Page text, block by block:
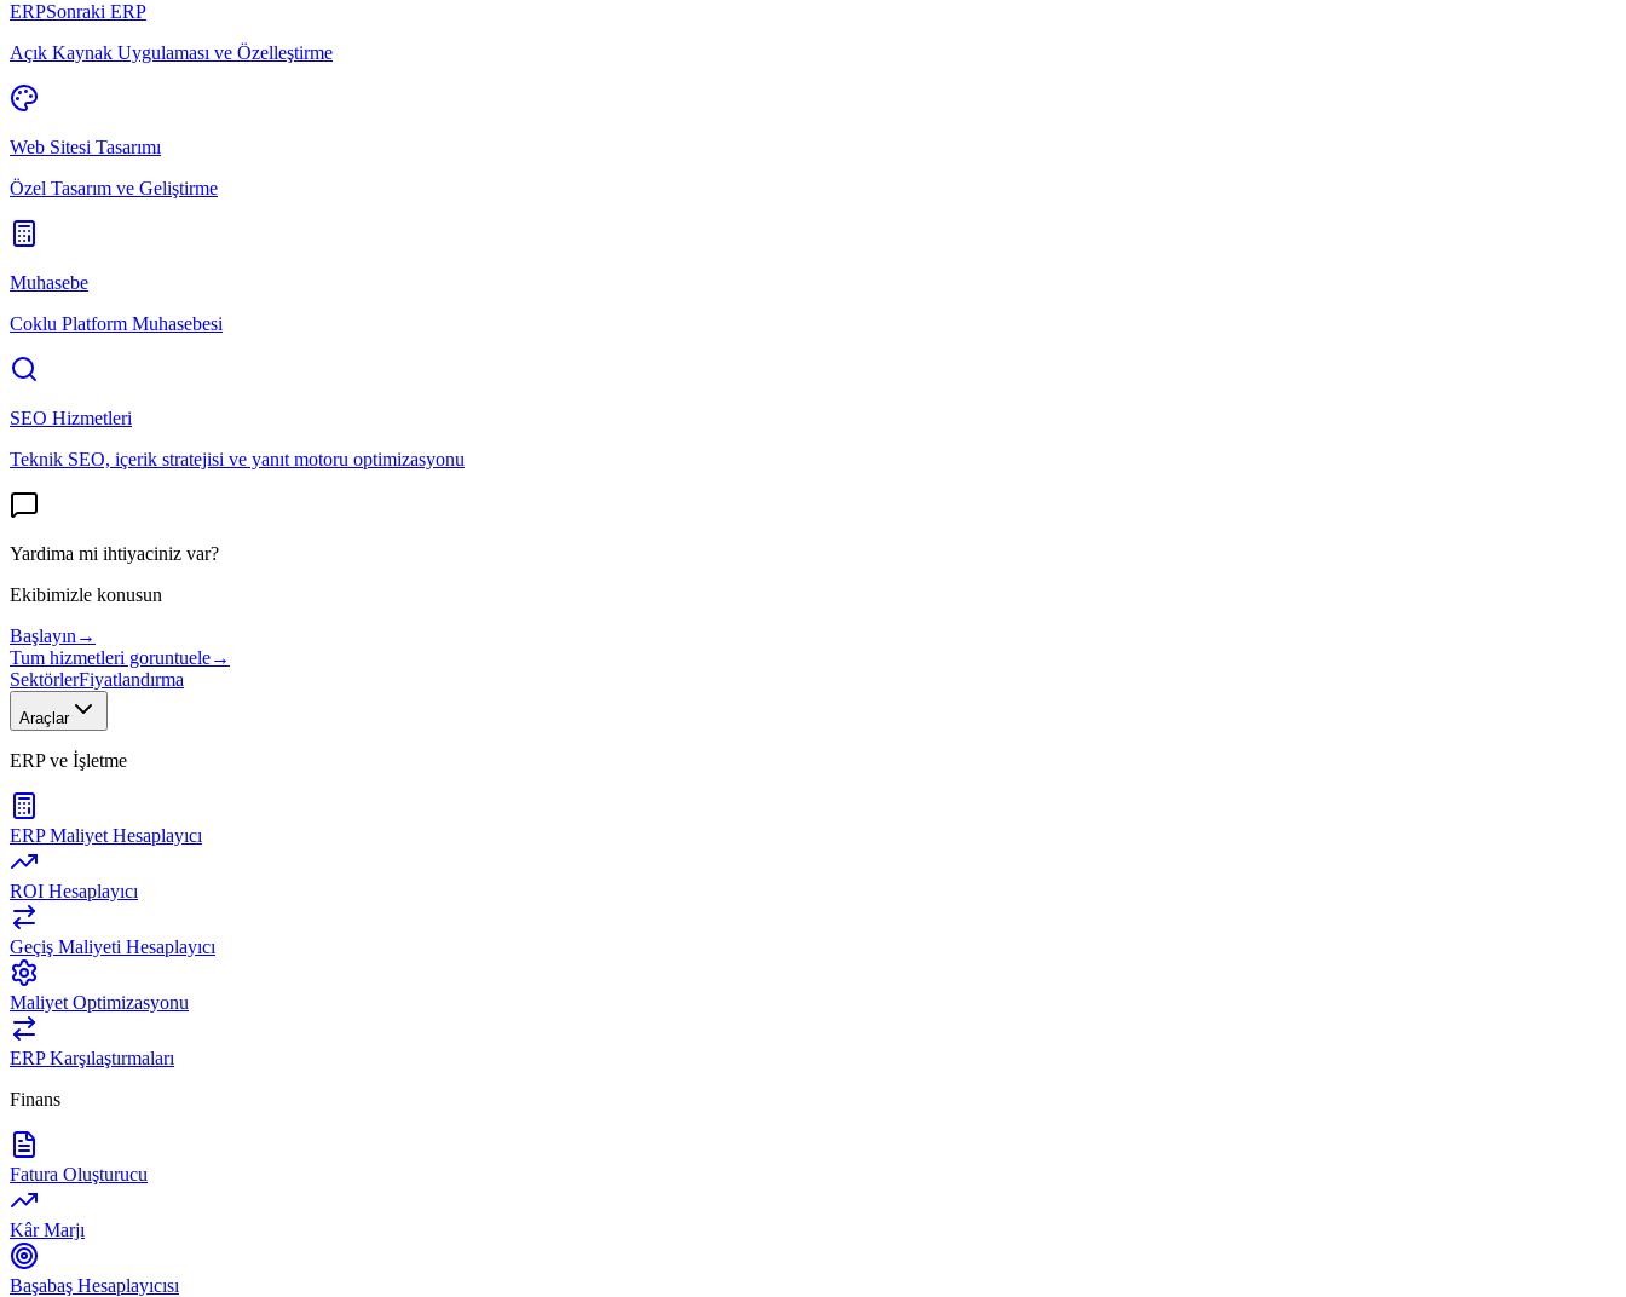
ERPSonraki ERP
Açık Kaynak Uygulaması ve Özelleştirme
Web Sitesi Tasarımı
Özel Tasarım ve Geliştirme
Muhasebe
Coklu Platform Muhasebesi
SEO Hizmetleri
Teknik SEO, içerik stratejisi ve yanıt motoru optimizasyonu
Yardima mi ihtiyaciniz var?
Ekibimizle konusun
Başlayın →
Tum hizmetleri goruntuele→
SektörlerFiyatlandırma
Araçlar
ERP ve İşletme
ERP Maliyet Hesaplayıcı
ROI Hesaplayıcı
Geçiş Maliyeti Hesaplayıcı
Maliyet Optimizasyonu
ERP Karşılaştırmaları
Finans
Fatura Oluşturucu
Kâr Marjı
Başabaş Hesaplayıcısı